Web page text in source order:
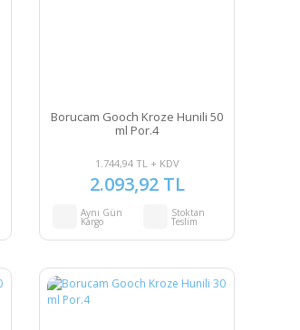
Borucam Gooch Kroze Hunili 50
ml Por.4
1.744,94 TL + KDV
2.093,92 TL
Aynı Gün
Kargo
Stoktan
Teslim